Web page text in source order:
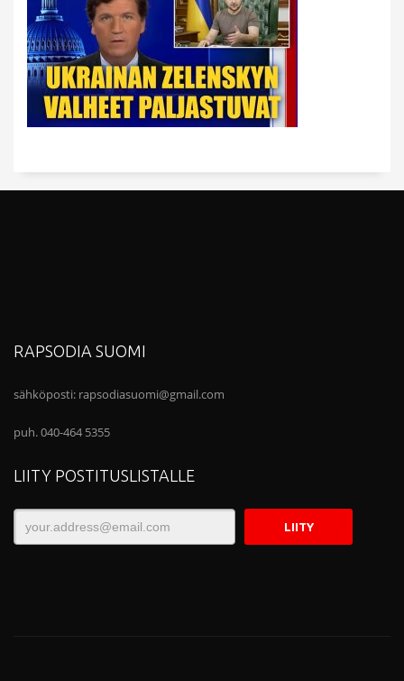
RAPSODIA SUOMI
sähköposti: rapsodiasuomi@gmail.com
puh. 040-464 5355
LIITY POSTITUSLISTALLE